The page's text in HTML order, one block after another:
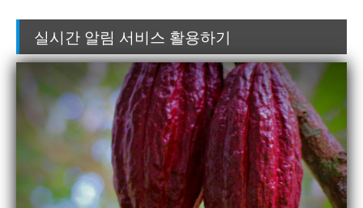
실시간 알림 서비스 활용하기